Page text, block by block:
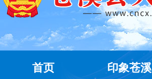
首页 印象苍溪